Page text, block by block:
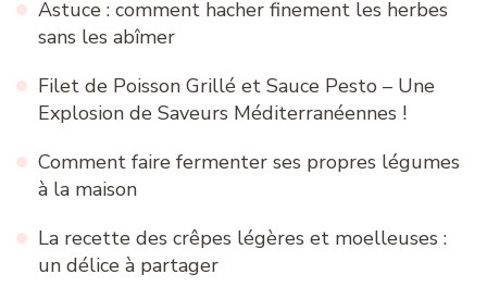
Astuce : comment hacher finement les herbes
sans les abîmer
Filet de Poisson Grillé et Sauce Pesto – Une
Explosion de Saveurs Méditerranéennes !
Comment faire fermenter ses propres légumes
à la maison
La recette des crêpes légères et moelleuses :
un délice à partager